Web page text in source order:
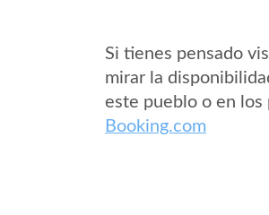
Si tienes pensado
mirar la
este pueblo o en los
Booking.com